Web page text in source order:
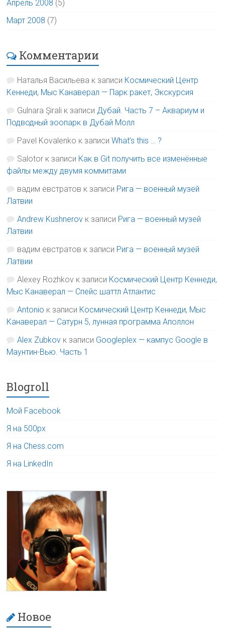
Апрель 2008 (5)
Март 2008 (7)
Комментарии
Наталья Васильева к записи Космический Центр
Кеннеди, Мыс Канаверал — Парк ракет, Экскурсия
Gulnara Şirali к записи Дубай. Часть 7 – Аквариум и
Подводный зоопарк в Дубай Молл
Pavel Kovalenko к записиWhat’s this … ?
Salotor к записи Как в Git получить все изменённые
файлы между двумя коммитами
вадим евстратов к записи Рига — военный музей
Латвии
Andrew Kushnerov к записи Рига — военный музей
Латвии
вадим евстратов к записи Рига — военный музей
Латвии
Alexey Rozhkov к записи Космический Центр Кеннеди,
Мыс Канаверал — Спейс шаттл Атлантис
Antonio к записи Космический Центр Кеннеди, Мыс
Канаверал — Сатурн 5, лунная программа Аполлон
Alex Zubkov к записи Googleplex — кампус Google в
Маунтин-Вью. Часть 1
Blogroll
Мой Facebook
Я на 500px
Я на Chess.com
Я на LinkedIn
Новое